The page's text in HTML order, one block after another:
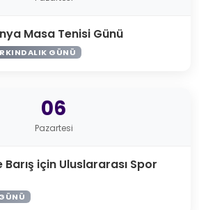
Masa Tenisi Günü
GÜNÜ
06
Pazartesi
Barış için Uluslararası Spor